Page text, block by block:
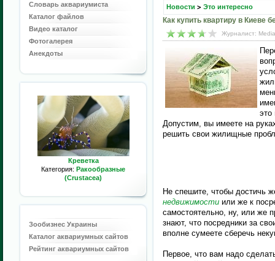
Словарь аквариумиста
Каталог файлов
Видео каталог
Фотогалерея
Анекдоты
Креветка
Категория: Ракообразные
(Crustacea)
Зообизнес Украины
Каталог аквариумных сайтов
Рейтинг аквариумных сайтов
Новости > Это интересно
Как купить квартиру в Киеве
Журналист:
Допустим, вы имеете на
решить свои жилищные
Не спешите, чтобы достичь
недвижимости или же к
самостоятельно, ну, или же
знают, что посредники за
вполне сумеете сберечь
Первое, что вам надо